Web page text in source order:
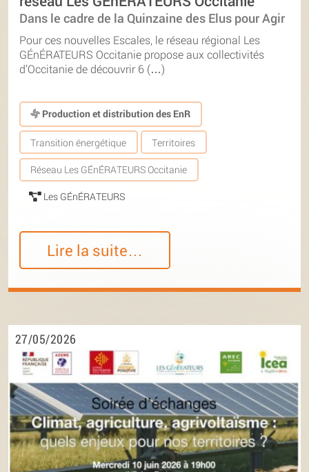
Dans le cadre de la Quinzaine des Elus pour Agir
Pour ces nouvelles Escales, le réseau régional Les
GÉnÉRATEURS Occitanie propose aux collectivités
d’Occitanie de découvrir 6 (…)
Production et distribution des EnR
Transition énergétique Territoires
Réseau Les GÉnÉRATEURS Occitanie
Les GÉnÉRATEURS
Lire la suite…
27/05/2026